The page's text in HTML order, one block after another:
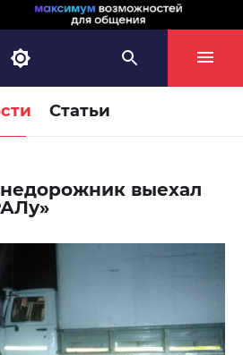
Статьи
выехал